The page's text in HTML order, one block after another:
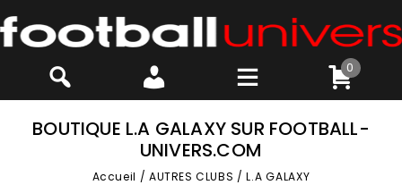
0
BOUTIQUE L.A GALAXY SUR FOOTBALL-
UNIVERS.COM
Accueil / AUTRES CLUBS /L.A GALAXY